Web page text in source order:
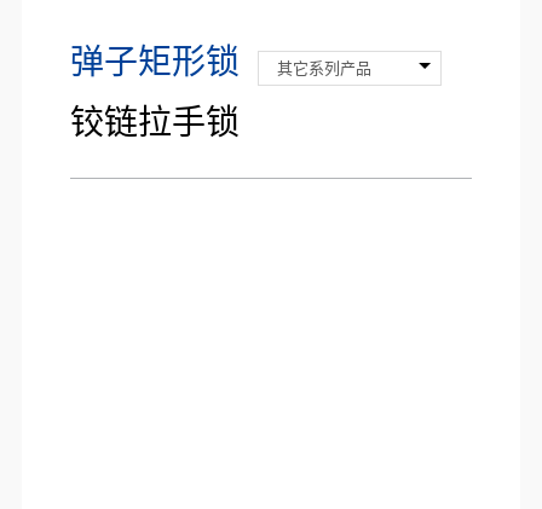
弹子矩形锁
铰链拉手锁
其它系列产品